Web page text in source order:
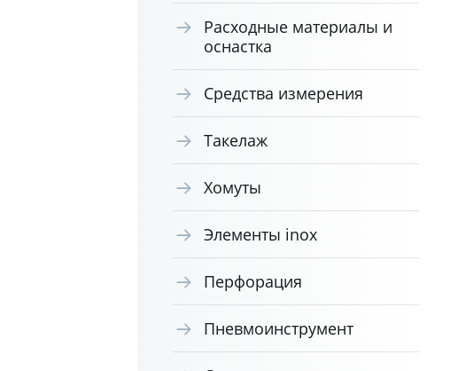
Расходные материалы и
оснастка
Средства измерения
Такелаж
Хомуты
Элементы inox
Перфорация
Пневмоинструмент